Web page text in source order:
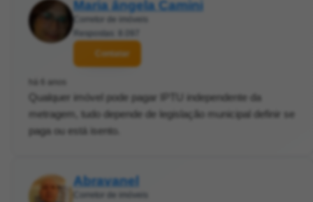
Maria ângela Camini
Corretor de imóveis
Respostas: 8.097
Contatar
há 6 anos
Qualquer imóvel pode pagar IPTU independente da
metragem, tudo depende de legislação municipal definir se
paga ou está isento.
Abravanel
Corretor de imóveis